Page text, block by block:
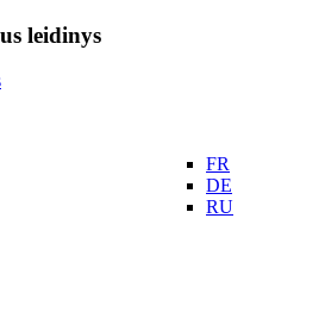
leidinys
FR
DE
RU